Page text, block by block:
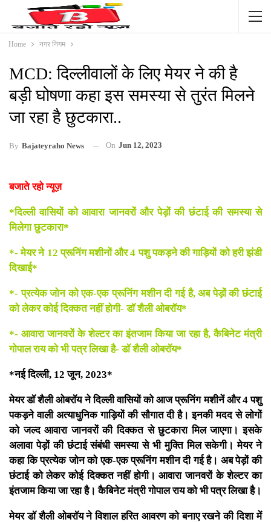
Home नगर निगम
MCD: दिल्लीवालों के लिए मेयर ने की है
बड़ी घोषणा कहा इस समस्या से तुरंत मिलने
जा रहा है छुटकारा..
By Bajateyraho News On Jun 12, 2023
बजाते रहो न्यूज़
*दिल्ली वासियों को आवारा जानवरों और पेड़ों की छंटाई की समस्या से
मिलेगा छुटकारा*
*- मेयर ने 12 प्रूनिंग मशीनों और 4 पशु पकड़ने की गाड़ियों को हरी झंडी
दिखाई*
*- प्रत्येक जोन को एक-एक प्रूनिंग मशीन दी गई है, अब पेड़ों की छंटाई
को लेकर कोई दिक्कत नहीं होगी- डॉ शैली ओबरॉय*
*- आवारा जानवरों के शेल्टर का इंतजाम किया जा रहा है, कैबिनेट मंत्री
गोपाल राय को भी पत्र लिखा है- डॉ शैली ओबरॉय*
*नई दिल्ली, 12 जून, 2023*
मेयर डॉ शैली ओबरॉय ने दिल्ली वासियों को आज प्रूनिंग मशीनें और 4 पशु
पकड़ने वाली अत्याधुनिक गाड़ियों की सौगात दी है। इनकी मदद से लोगों
को जल्द आवारा जानवरों की दिक्कत से छुटकारा मिल जाएगा। इसके
अलावा पेड़ों की छंटाई संबंधी समस्या से भी मुक्ति मिल सकेगी। मेयर ने
कहा कि प्रत्येक जोन को एक-एक प्रूनिंग मशीन दी गई है। अब पेड़ों की
छंटाई को लेकर कोई दिक्कत नहीं होगी। आवारा जानवरों के शेल्टर का
इंतजाम किया जा रहा है। कैबिनेट मंत्री गोपाल राय को भी पत्र लिखा है।
मेयर डॉ शैली ओबरॉय ने विशाल हरित आवरण को बनाए रखने की दिशा में